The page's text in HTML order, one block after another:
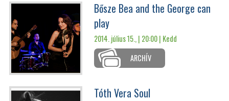
Bősze Bea and the George can
play
2014. július 15., | 20:00 | Kedd
ARCHÍV
Tóth Vera Soul